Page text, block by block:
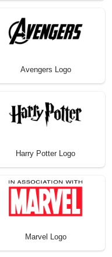
Avengers Logo
Harry Potter Logo
Marvel Logo